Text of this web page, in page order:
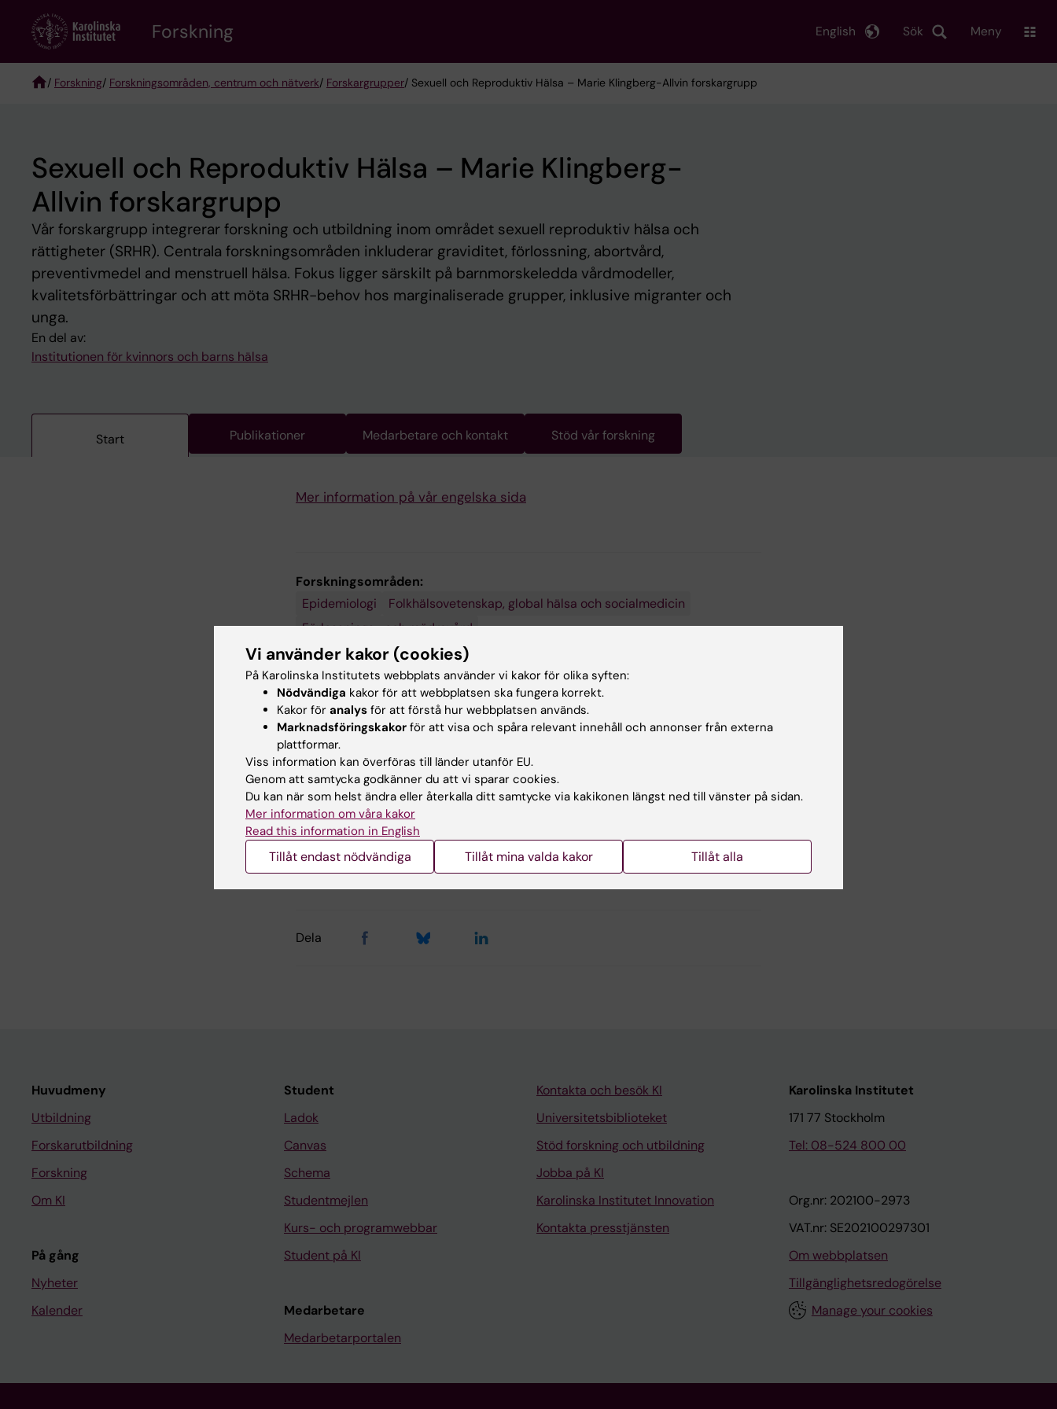
content
Forskning Sök
English Meny
/ Forskning/ Forskningsområden, centrum och nätverk/ Forskargrupper/ Sexuell och Reproduktiv Hälsa – Marie Klingberg-Allvin forskargrupp
Sexuell och Reproduktiv Hälsa – Marie Klingberg-
Allvin forskargrupp
Vår forskargrupp integrerar forskning och utbildning inom området sexuell reproduktiv hälsa och
rättigheter (SRHR). Centrala forskningsområden inkluderar graviditet, förlossning, abortvård,
preventivmedel and menstruell hälsa. Fokus ligger särskilt på barnmorskeledda vårdmodeller,
kvalitetsförbättringar och att möta SRHR-behov hos marginaliserade grupper, inklusive migranter och
unga.
En del av:
Institutionen för kvinnors och barns hälsa
Start Publikationer Medarbetare och kontakt Stöd vår forskning
Mer information på vår engelska sida
Forskningsområden:
Epidemiologi
Folkhälsovetenskap, global hälsa och socialmedicin
Förlossnings- och mödravård
Gynekologi, obstetrik och reproduktionsmedicin
Hälso- och sjukvårdsorganisation, hälsopolitik och hälsoekonomi
Forskningsämnen:
Folkhälsoforskning
Fortplantningshälsa
Förlossningsvård
Gravida
kvinnor
Menopaus
Menstruationscykel
Rätt
att
ha
barn
Sexuell
hälsa
Visa alla
Innehållsgranskare:
Marie Klingberg Allvin
Dela
Huvudmeny
Utbildning
Forskarutbildning
Forskning
Om KI
På gång
Nyheter
Kalender
Student
Ladok
Canvas
Schema
Studentmejlen
Kurs- och programwebbar
Student på KI
Medarbetare
Medarbetarportalen
Kontakta och besök KI
Universitetsbiblioteket
Stöd forskning och utbildning
Jobba på KI
Karolinska Institutet Innovation
Kontakta presstjänsten
Karolinska Institutet
171 77 Stockholm
Tel: 08-524 800 00
Org.nr: 202100-2973
VAT.nr: SE202100297301
Om webbplatsen
Tillgänglighetsredogörelse
Manage your cookies
Vi använder kakor (cookies)
På Karolinska Institutets webbplats använder vi kakor för olika syften:
Nödvändiga kakor för att webbplatsen ska fungera korrekt.
Kakor för analys för att förstå hur webbplatsen används.
Marknadsföringskakor för att visa och spåra relevant innehåll och annonser från externa
plattformar.
Viss information kan överföras till länder utanför EU.
Genom att samtycka godkänner du att vi sparar cookies.
Du kan när som helst ändra eller återkalla ditt samtycke via kakikonen längst ned till vänster på sidan.
Mer information om våra kakor
Read this information in English
Tillåt endast nödvändiga Tillåt mina valda kakor Tillåt alla